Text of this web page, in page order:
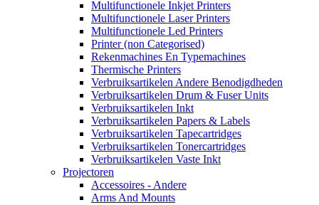
Multifunctionele Inkjet Printers
Multifunctionele Laser Printers
Multifunctionele Led Printers
Printer (non Categorised)
Rekenmachines En Typemachines
Thermische Printers
Verbruiksartikelen Andere Benodigdheden
Verbruiksartikelen Drum & Fuser Units
Verbruiksartikelen Inkt
Verbruiksartikelen Papers & Labels
Verbruiksartikelen Tapecartridges
Verbruiksartikelen Tonercartridges
Verbruiksartikelen Vaste Inkt
Projectoren
Accessoires - Andere
Arms And Mounts